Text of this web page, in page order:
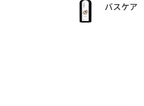
バスケア